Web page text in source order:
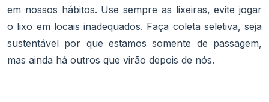
em nossos hábitos. Use sempre as lixeiras, evite jogar
o lixo em locais inadequados. Faça coleta seletiva, seja
sustentável por que estamos somente de passagem,
mas ainda há outros que virão depois de nós.